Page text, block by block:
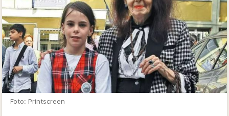
Foto: Printscreen